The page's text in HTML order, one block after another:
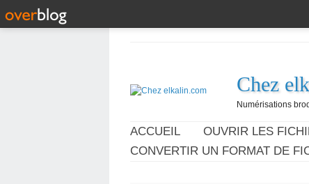
Chez
Numérisations
ACCUEIL OUVRIR LES
CONVERTIR UN FORMAT DE